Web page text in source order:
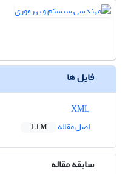
فایل ها
اصل مقاله
1.1 M
سابقه مقاله